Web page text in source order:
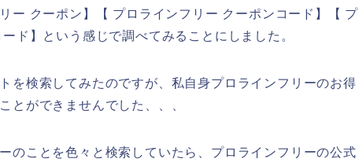
ー クーポン】【 プロラインフリー クーポンコード】【 プ
ド】という感じで調べてみることにしました。
を検索してみたのですが、私自身プロラインフリーのお得
とができませんでした、、、
のことを色々と検索していたら、プロラインフリーの公式